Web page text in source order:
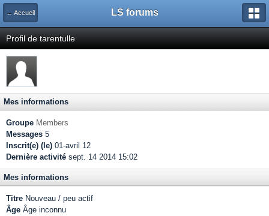
← Accueil LS forums
Profil de tarentulle
Mes informations
Groupe Members
Messages 5
Inscrit(e) (le) 01-avril 12
Dernière activité sept. 14 2014 15:02
Mes informations
Titre Nouveau / peu actif
Âge Âge inconnu